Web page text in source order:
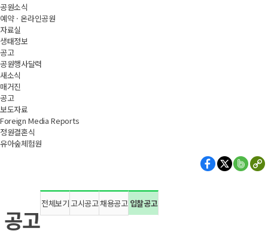
공원소식
예약 · 온라인공원
자료실
생태정보
공고
공원행사달력
새소식
매거진
공고
보도자료
Foreign Media Reports
정원결혼식
유아숲체험원
공고
전체보기 고시공고채용공고 입찰공고